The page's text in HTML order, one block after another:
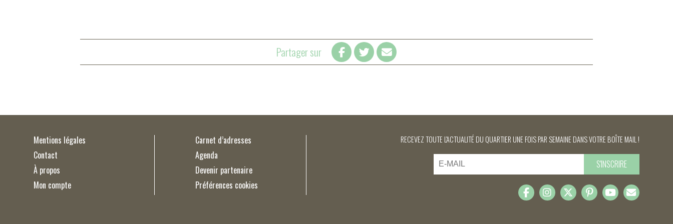
Partager sur
Mentions légales
Contact
À propos
Mon compte
Carnet d’adresses
Agenda
Devenir partenaire
Préférences cookies
RECEVEZ TOUTE L'ACTUALITÉ DU QUARTIER UNE FOIS PAR SEMAINE DANS VOTRE BOÎTE MAIL !